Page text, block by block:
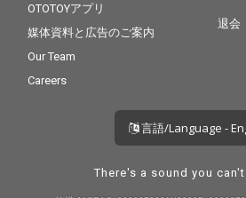
OTOTOYアプリ
媒体資料と広告のご案内
Our Team
Careers
退会
言語/Language -
There's a sound you